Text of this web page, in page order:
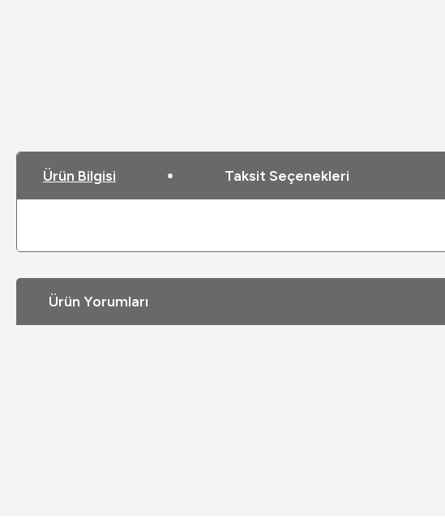
Ürün Bilgisi Taksit Seçenekleri
Ürün Yorumları